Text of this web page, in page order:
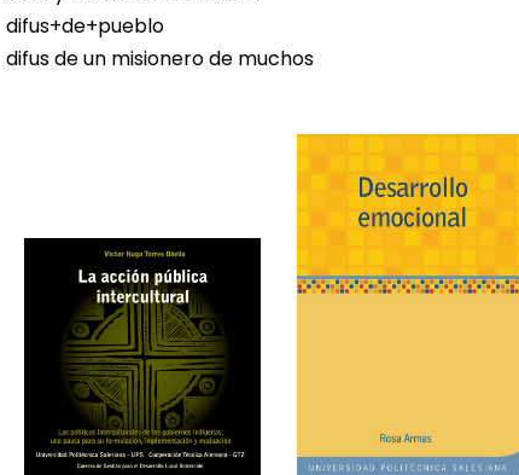
difus+de+pueblo
difus de un misionero de muchos